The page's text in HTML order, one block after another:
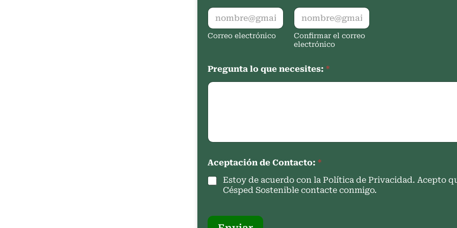
Correo electrónico
Confirmar el correo
electrónico
Pregunta lo que necesites: *
Aceptación de Contacto: *
Estoy de acuerdo con la Política de Privacidad. Acepto
Césped Sostenible contacte conmigo.